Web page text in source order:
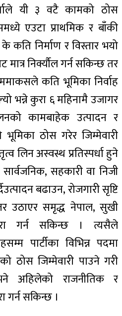
यी ३ वटै कामको ठोस
एउटा प्राथमिक र बाँकी
निर्माण र विस्तार भयो
मात्र निर्क्यौल गर्न सकिन्छ तर
कति भूमिका निर्वाह
भन्ने कुरा ६ महिनामै उजागर
कामबाहेक उत्पादन र
ठोस गरेर जिम्मेवारी
लिन अस्वस्थ प्रतिस्पर्धा हुने
सहकारी वा निजी
बढाउन, रोजगारी सृष्टि
उठाएर समृद्ध नेपाल, सुखी
गर्न सकिन्छ । त्यसैले
पार्टीका विभिन्न पदमा
ठोस जिम्मेवारी पाउने गरी
अहिलेको राजनीतिक र
सकिन्छ ।